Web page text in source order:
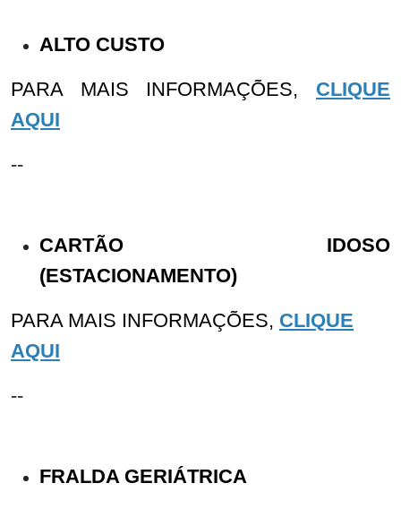
ALTO CUSTO
PARA MAIS INFORMAÇÕES,
CLIQUE
AQUI
--
CARTÃO IDOSO
(ESTACIONAMENTO)
PARA MAIS INFORMAÇÕES, CLIQUE
AQUI
--
FRALDA GERIÁTRICA